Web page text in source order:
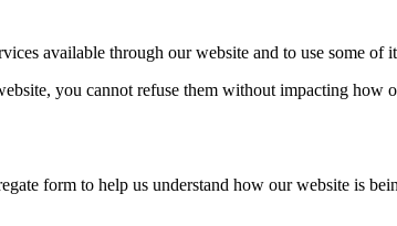
available through our website and to use some of
you cannot refuse them without impacting
form to help us understand how our website is